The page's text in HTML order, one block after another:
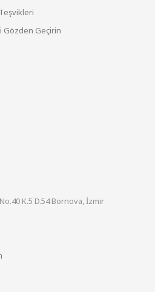
Gözden Geçirin
K.5 D.54 Bornova, İzmir